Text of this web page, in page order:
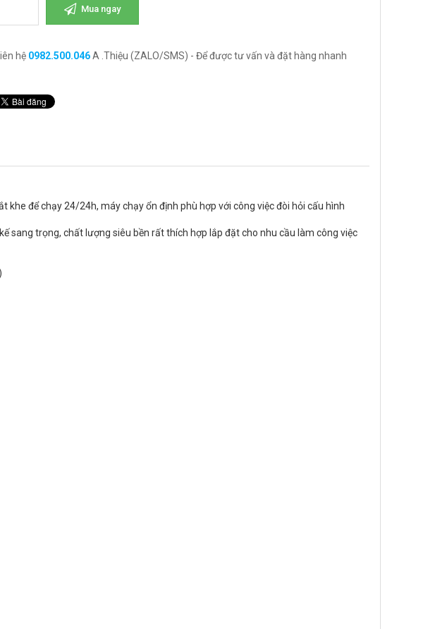
Mua ngay
hệ 0982.500.046A .Thiệu (ZALO/SMS) - Để được tư vấn và đặt hàng nhanh
để chạy 24/24h, máy chạy ổn định phù hợp với công việc đòi hỏi cấu hình
sang trọng, chất lượng siêu bền rất thích hợp lắp đặt cho nhu cầu làm công việc